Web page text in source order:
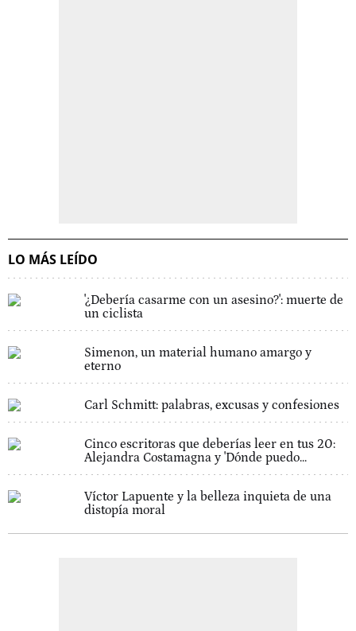
LO MÁS LEÍDO
'¿Debería casarme con un asesino?': muerte de
un ciclista
Simenon, un material humano amargo y
eterno
Carl Schmitt: palabras, excusas y confesiones
Cinco escritoras que deberías leer en tus 20:
Alejandra Costamagna y 'Dónde puedo...
Víctor Lapuente y la belleza inquieta de una
distopía moral